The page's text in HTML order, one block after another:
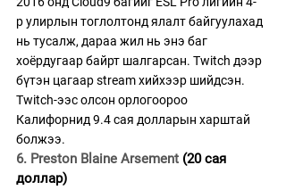
р улирлын тоглолтонд ялалт байгуулахад
нь тусалж, дараа жил нь энэ баг
хоёрдугаар байрт шалгарсан. Twitch дээр
бүтэн цагаар stream хийхээр шийдсэн.
Twitch-ээс олсон орлогоороо
Калифорнид 9.4 сая долларын харштай
болжээ.
6. Preston Blaine Arsement (20 сая
доллар)